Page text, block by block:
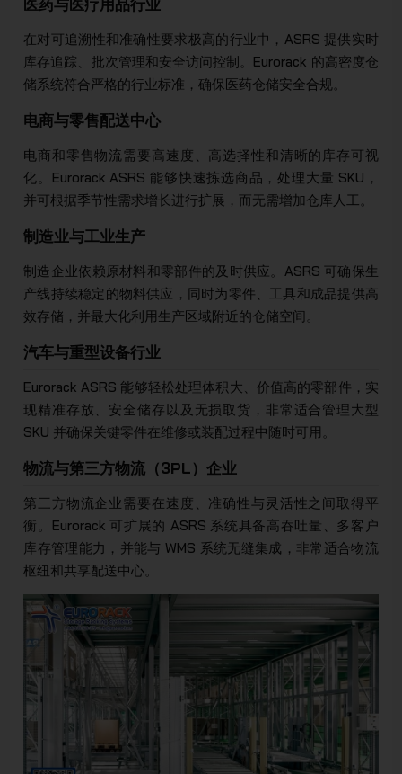
医药与医疗用品行业
在对可追溯性和准确性要求极高的行业中，ASRS 提供实时
库存追踪、批次管理和安全访问控制。Eurorack 的高密度仓
储系统符合严格的行业标准，确保医药仓储安全合规。
电商与零售配送中心
电商和零售物流需要高速度、高选择性和清晰的库存可视
化。Eurorack ASRS 能够快速拣选商品，处理大量 SKU，
并可根据季节性需求增长进行扩展，而无需增加仓库人工。
制造业与工业生产
制造企业依赖原材料和零部件的及时供应。ASRS 可确保生
产线持续稳定的物料供应，同时为零件、工具和成品提供高
效存储，并最大化利用生产区域附近的仓储空间。
汽车与重型设备行业
Eurorack ASRS 能够轻松处理体积大、价值高的零部件，实
现精准存放、安全储存以及无损取货，非常适合管理大型
SKU 并确保关键零件在维修或装配过程中随时可用。
物流与第三方物流（3PL）企业
第三方物流企业需要在速度、准确性与灵活性之间取得平
衡。Eurorack 可扩展的 ASRS 系统具备高吞吐量、多客户
库存管理能力，并能与 WMS 系统无缝集成，非常适合物流
枢纽和共享配送中心。